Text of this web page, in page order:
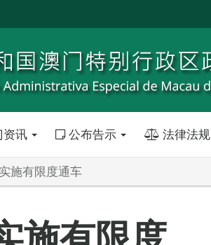
讯 公布告示 法律法规
施有限度通车